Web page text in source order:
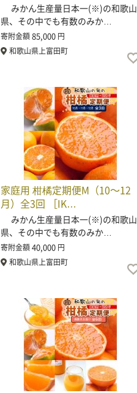
みかん生産量日本一(※)の和歌山
県、その中でも有数のみか…
寄附金額85,000 円
和歌山県上富田町
家庭用 柑橘定期便M（10～12
月）全3回 ［IK…
みかん生産量日本一(※)の和歌山
県、その中でも有数のみか…
寄附金額40,000 円
和歌山県上富田町